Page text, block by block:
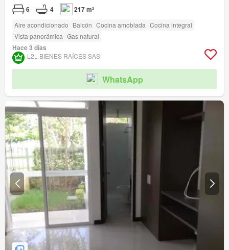
6 4 217 m²
Aire acondicionado Balcón Cocina amoblada Cocina integral
Vista panorámica Gas natural
Hace 3 días
L2L BIENES RAÍCES SAS
WhatsApp